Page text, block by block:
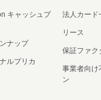
キャッシュプ
ナップ
ルプリカ
法人カード
リース
保証ファク
事業者向け
ン